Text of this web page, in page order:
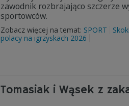
zawodnik rozbrajająco szczerze
sportowców.
Zobacz więcej na temat: SPORT
polacy na igrzyskach 2026
Tomasiak i Wąsek z